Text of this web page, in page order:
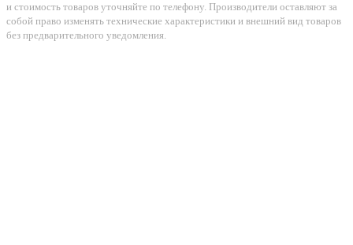
и стоимость товаров уточняйте по телефону. Производители оставляют за
собой право изменять технические характеристики и внешний вид товаров
без предварительного уведомления.